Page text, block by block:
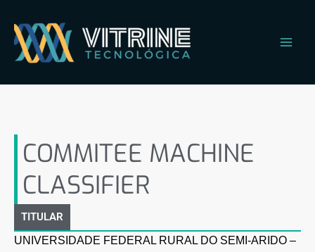
para
conteúdo
COMMITEE MACHINE
CLASSIFIER
TITULAR
UNIVERSIDADE FEDERAL RURAL DO SEMI-ARIDO –